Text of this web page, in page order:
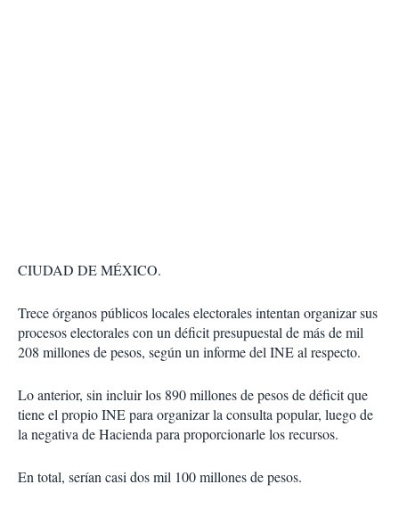
CIUDAD DE MÉXICO.
Trece órganos públicos locales electorales intentan organizar sus
procesos electorales con un déficit presupuestal de más de mil
208 millones de pesos, según un informe del INE al respecto.
Lo anterior, sin incluir los 890 millones de pesos de déficit que
tiene el propio INE para organizar la consulta popular, luego de
la negativa de Hacienda para proporcionarle los recursos.
En total, serían casi dos mil 100 millones de pesos.